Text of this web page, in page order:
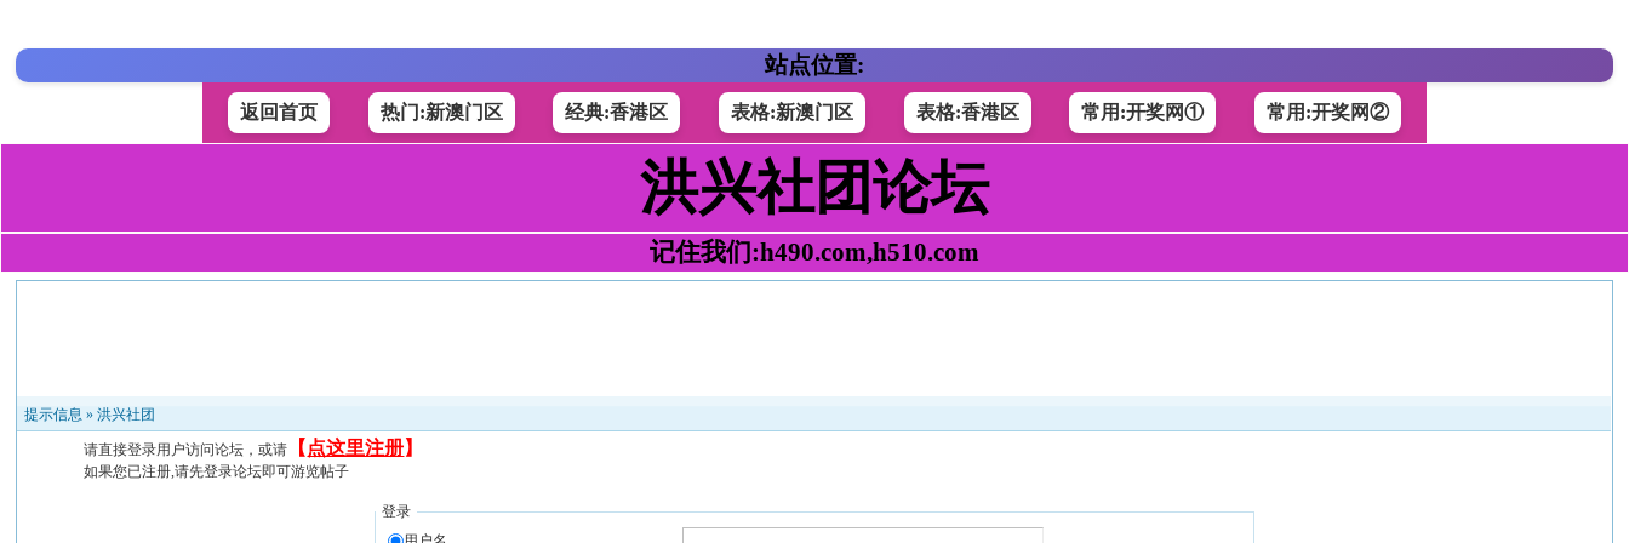
站点位置:
返回首页 热门:新澳门区 经典:香港区 表格:新澳门区 表格:香港区 常用:开奖网① 常用:开奖网②
洪兴社团论坛
记住我们:h490.com,h510.com
提示信息 »洪兴社团
请直接登录用户访问论坛，或请 【 点这里注册】
如果您已注册,请先登录论坛即可游览帖子
登录